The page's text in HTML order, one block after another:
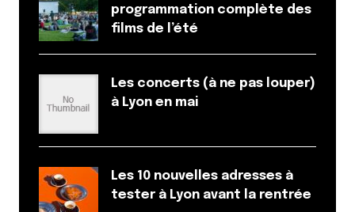
programmation complète des
films de l’été
Les concerts (à ne pas louper)
à Lyon en mai
Les 10 nouvelles adresses à
tester à Lyon avant la rentrée